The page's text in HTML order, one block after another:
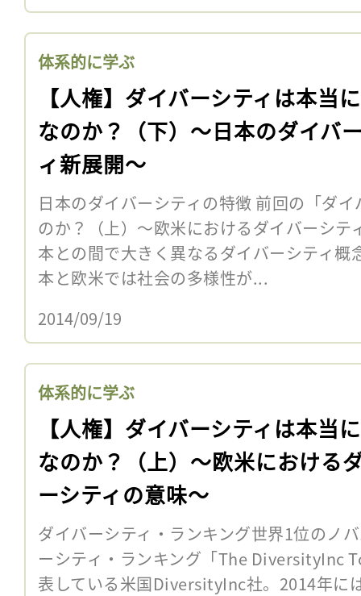
体系的に学ぶ
【人権】ダイバーシティは本当
なのか？（下）〜日本のダイバ
ィ新展開〜
日本のダイバーシティの特徴 前回の「ダ
のか？（上）〜欧米におけるダイバーシテ
本との間で大きく異なるダイバーシティ概
本と欧米では社会の多様性が...
2014/09/19
体系的に学ぶ
【人権】ダイバーシティは本当
なのか？（上）〜欧米における
ーシティの意味〜
ダイバーシティ・ランキング世界1位のノ
ーシティ・ランキング「The DiversityInc
表している米国DiversityInc社。2014年